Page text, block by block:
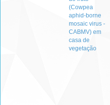
(Cowpea
aphid-borne
mosaic virus -
CABMV) em
casa de
vegetação